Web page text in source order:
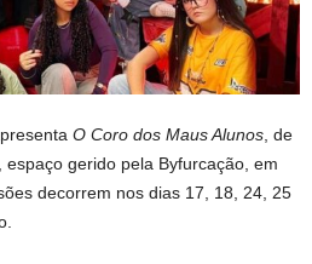
O Coro dos Maus Alunos, de
gerido pela Byfurcação, em
decorrem nos dias 17, 18, 24, 25